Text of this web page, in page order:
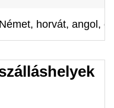
Német, horvát, angol,